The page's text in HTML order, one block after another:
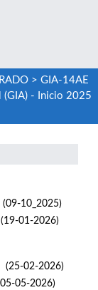
> GIA-14AE
(GIA) - Inicio 2025
(09-10_2025)
(19-01-2026)
(25-02-2026)
05-2026)